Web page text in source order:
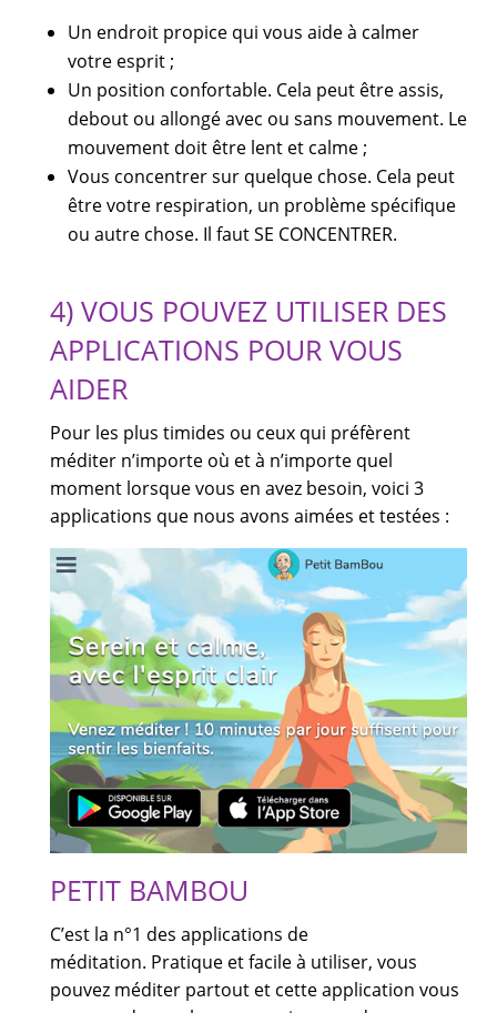
Un endroit propice qui vous aide à calmer
votre esprit ;
Un position confortable. Cela peut être assis,
debout ou allongé avec ou sans mouvement. Le
mouvement doit être lent et calme ;
Vous concentrer sur quelque chose. Cela peut
être votre respiration, un problème spécifique
ou autre chose. Il faut SE CONCENTRER.
4) VOUS POUVEZ UTILISER DES
APPLICATIONS POUR VOUS
AIDER
Pour les plus timides ou ceux qui préfèrent
méditer n’importe où et à n’importe quel
moment lorsque vous en avez besoin, voici 3
applications que nous avons aimées et testées :
PETIT BAMBOU
C’est la n°1 des applications de
méditation. Pratique et facile à utiliser, vous
pouvez méditer partout et cette application vous